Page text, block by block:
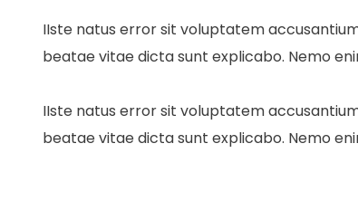
IIste natus error sit voluptatem
beatae vitae dicta sunt explicabo. Nemo
IIste natus error sit voluptatem
beatae vitae dicta sunt explicabo. Nemo